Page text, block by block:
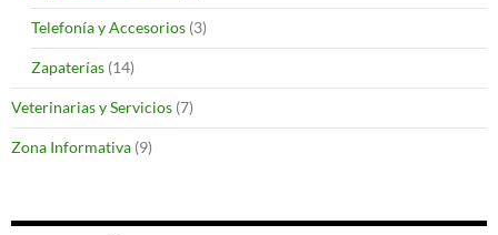
Telefonía y Accesorios (3)
Zapaterías (14)
Veterinarias y Servicios (7)
Zona Informativa (9)